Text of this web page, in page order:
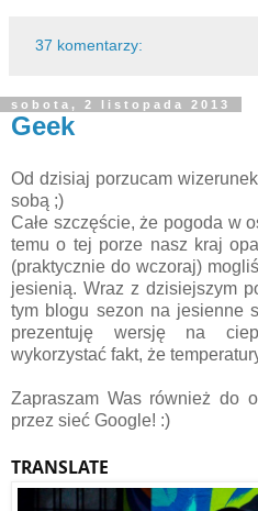
37 komentarzy:
sobota, 2 listopada 2013
Geek
Od dzisiaj porzucam
sobą ;)
Całe szczęście, że pogoda w
temu o tej porze nasz kraj
(praktycznie do wczoraj)
jesienią. Wraz z dzisiejszym
tym blogu sezon na jesienne
prezentuję wersję na
wykorzystać fakt, że
Zapraszam Was również do
przez sieć Google! :)
TRANSLATE